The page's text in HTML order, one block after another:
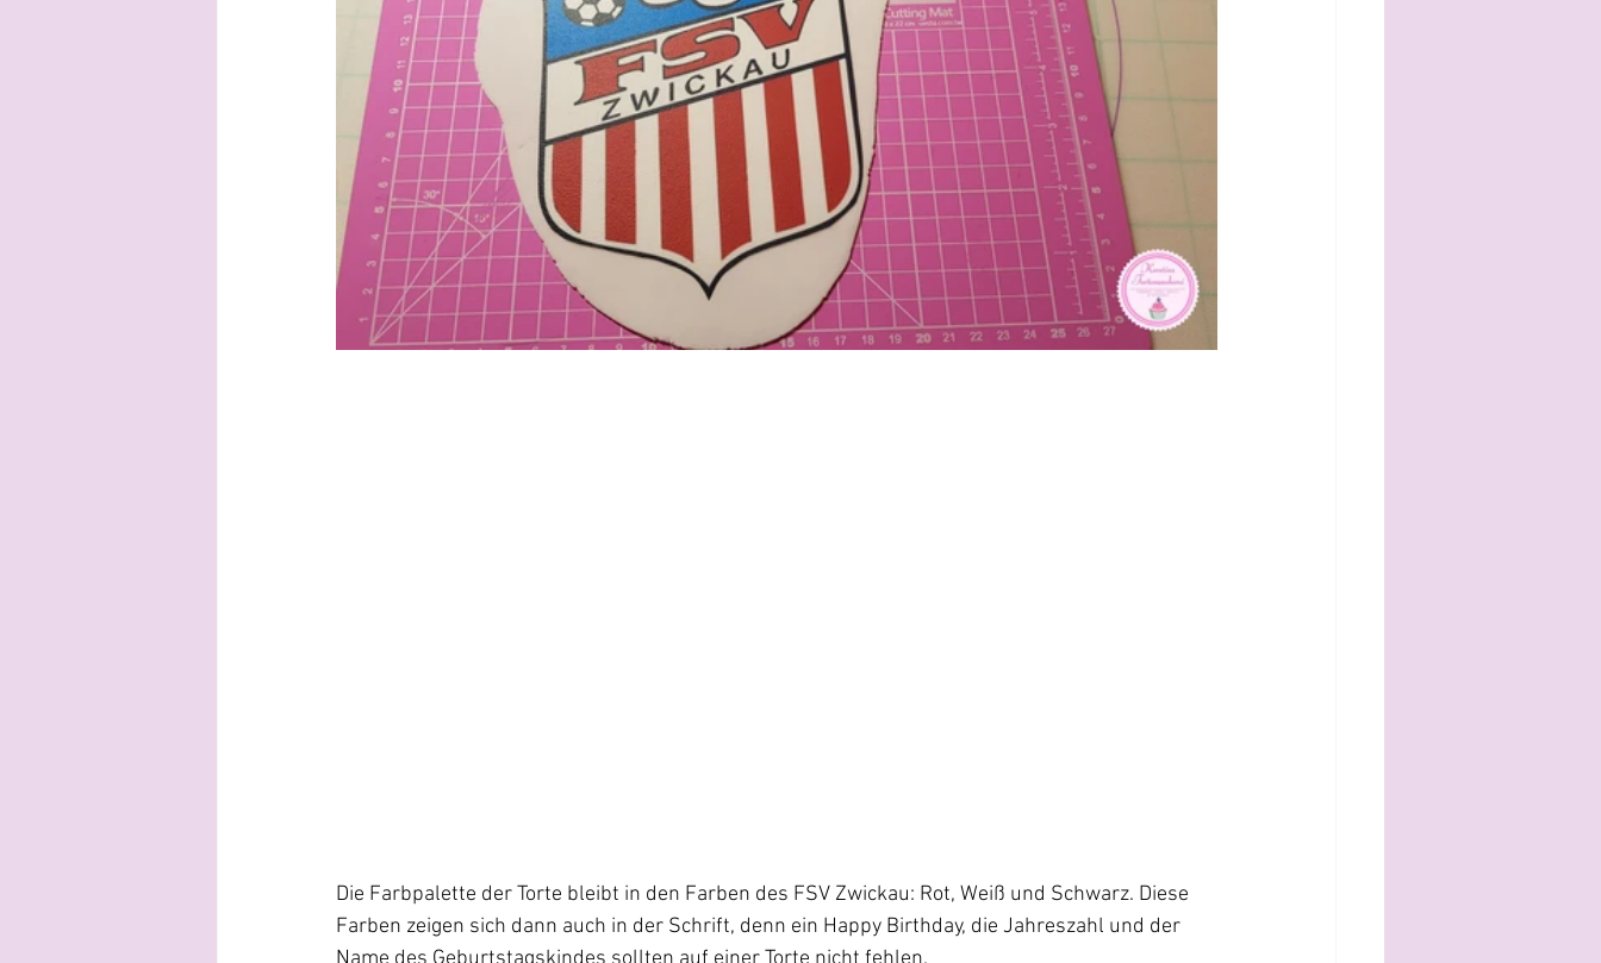
Die Farbpalette der Torte bleibt in den Farben des FSV Zwickau: Rot, Weiß und Schwarz. Diese
Farben zeigen sich dann auch in der Schrift, denn ein Happy Birthday, die Jahreszahl und der